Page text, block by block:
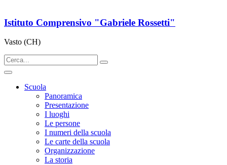
Istituto Comprensivo "Gabriele Rossetti"
Vasto (CH)
Scuola
Panoramica
Presentazione
I luoghi
Le persone
I numeri della scuola
Le carte della scuola
Organizzazione
La storia